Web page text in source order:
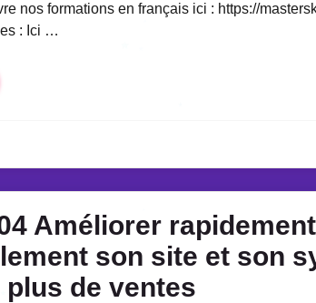
nos formations en français ici : https://
: Ici …
Améliorer
son site et son
de ventes